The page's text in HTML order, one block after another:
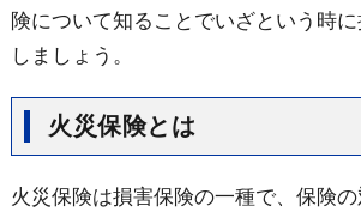
険について知ることでいざという時
しましょう。
火災保険とは
火災保険は損害保険の一種で、保険